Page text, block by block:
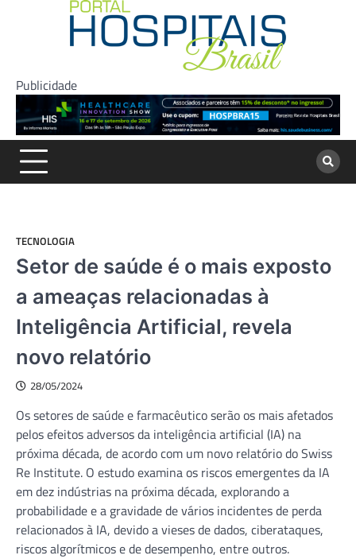
Publicidade
TECNOLOGIA
Setor de saúde é o mais exposto
a ameaças relacionadas à
Inteligência Artificial, revela
novo relatório
28/05/2024
Os setores de saúde e farmacêutico serão os mais afetados
pelos efeitos adversos da inteligência artificial (IA) na
próxima década, de acordo com um novo relatório do Swiss
Re Institute. O estudo examina os riscos emergentes da IA
em dez indústrias na próxima década, explorando a
probabilidade e a gravidade de vários incidentes de perda
relacionados à IA, devido a vieses de dados, ciberataques,
riscos algorítmicos e de desempenho, entre outros.